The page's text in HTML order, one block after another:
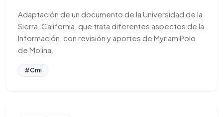
Adaptación de un documento de la Universidad de la
Sierra, California, que trata diferentes aspectos de la
Información, con revisión y aportes de Myriam Polo
de Molina.
#Cmi